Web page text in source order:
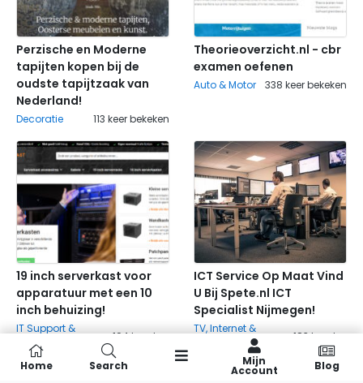
Perzische en Moderne
tapijten kopen bij de
oudste tapijtzaak van
Nederland!
Decoratie 113 keer bekeken
Theorieoverzicht.nl - cbr
examen oefenen
Auto & Motor 338 keer bekeken
19 inch serverkast voor
apparatuur met een 10
inch behuizing!
IT Support &
Systeembeheer
194 keer bekeken
ICT Service Op Maat Vind
U Bij Spete.nl ICT
Specialist Nijmegen!
TV, Internet &
Mobiele Telefonie
183 keer bekeken
Vorige
Home Search Mijn
Account Blog